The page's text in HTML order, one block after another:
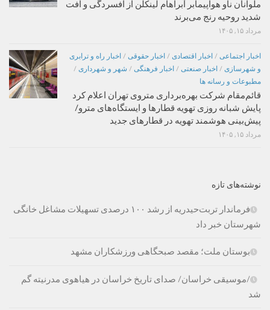
ملوانان ناو هواپیمابر آبراهام لینکلن از افسردگی و افت
شدید روحیه رنج می‌برند
مرداد ۱۵, ۱۴۰۵
اخبار اجتماعی / اخبار اقتصادی / اخبار حقوقی / اخبار راه و ترابری
و شهرسازی / اخبار صنعتی / اخبار فرهنگی / شهر و شهرداری /
مطبوعات و رسانه ها
قائم‌مقام شرکت بهره‌برداری متروی تهران اعلام کرد
پایش شبانه روزی تهویه قطارها و ایستگاه‌های مترو/
پیش‌بینی هوشمند تهویه در قطارهای جدید
مرداد ۱۵, ۱۴۰۵
نوشته‌های تازه
فرماندار تربت‌حیدریه از رشد ۱۰۰ درصدی تسهیلات مشاغل خانگی
شهرستان خبر داد
بوستان ملت؛ مقصد صبحگاهی ورزشکاران مشهد
/موسیقی خراسان/ صدای تاریخ خراسان در هیاهوی مدرنیته گم
شد